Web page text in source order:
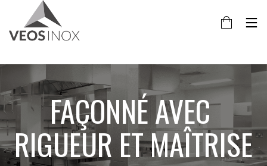
FAÇONNÉ AVEC
RIGUEUR ET MAÎTRISE